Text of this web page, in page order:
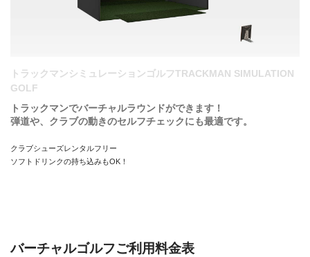
トラックマンシミュレーションゴルフTRACKMAN SIMULATION
GOLF
トラックマンでバーチャルラウンドができます！
弾道や、クラブの動きのセルフチェックにも最適です。
クラブシューズレンタルフリー
ソフトドリンクの持ち込みもOK！
バーチャルゴルフご利用料金表